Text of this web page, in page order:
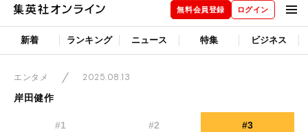
無料会員登録 ログイン
新着 ランキング ニュース 特集 ビジネス
エンタメ
2025.08.13
岸田健作
#1 #2 #3